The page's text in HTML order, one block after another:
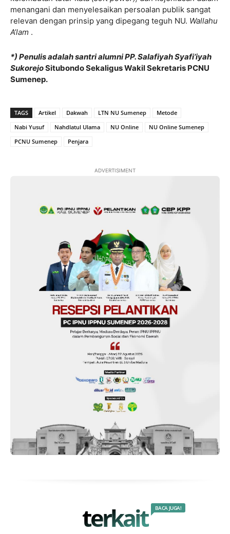
menangani dan menyelesaikan persoalan publik sangat
relevan dengan prinsip yang dipegang teguh NU. Wallahu
A’lam .
*) Penulis adalah santri alumni PP. Salafiyah Syafi’iyah
SukorejoSitubondo Sekaligus Wakil Sekretaris PCNU
Sumenep.
TAGS Artikel Dakwah LTN NU Sumenep
Metode
Nabi Yusuf
Nahdlatul Ulama NU Online
NU Online Sumenep
PCNU Sumenep
Penjara
ADVERTISIMENT
terkait BACA JUGA!